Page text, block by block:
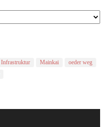
Infrastruktur Mainkai
oeder weg